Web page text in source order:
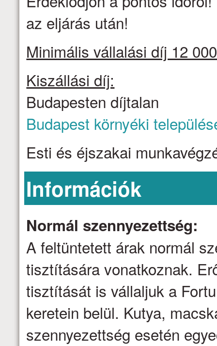
az eljárás után!
Minimális vállalási díj 12
Kiszállási díj:
Budapesten díjtalan
Budapest környéki
Esti és éjszakai
Információk
Normál szennyezettség:
A feltüntetett árak normál
tisztítására vonatkoznak.
tisztítását is vállaljuk a
keretein belül. Kutya,
szennyezettség esetén